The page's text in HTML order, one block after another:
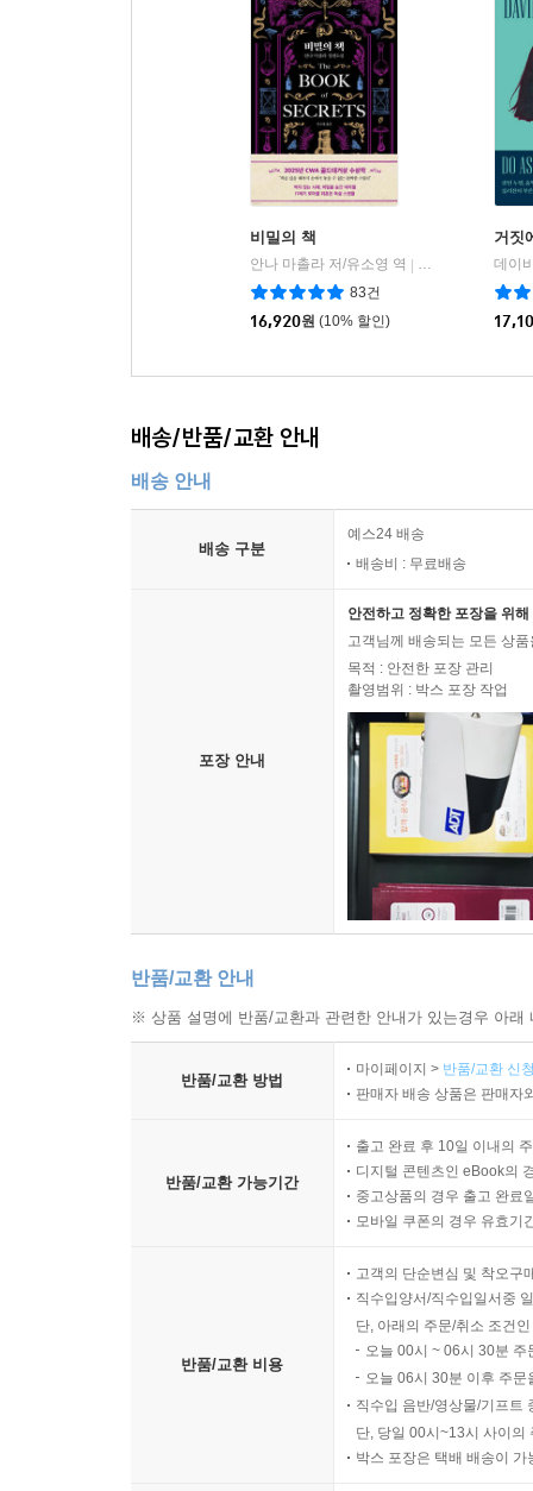
비밀의 책
안나 마촐라 저/유소영 역
인플루엔셜
83건
16,920원 (10% 할인)
거짓
배송/반품/교환 안내
배송 안내
배송 구분
예스24 배송
배송비 : 무료배송
포장 안내
안전하고 정확한 포장을 위
고객님께 배송되는 모든 상
목적 : 안전한 포장 관리
촬영범위 : 박스 포장 작업
반품/교환 안내
※ 상품 설명에 반품/교환과 관련한 안내가 있는경우 아
반품/교환 방법
마이페이지 > 반품/교환 신
판매자 배송 상품은 판매자
반품/교환 가능기간
출고 완료 후 10일 이내의
디지털 콘텐츠인 eBook의
중고상품의 경우 출고 완료
모바일 쿠폰의 경우 유효기
반품/교환 비용
고객의 단순변심 및 착오구
직수입양서/직수입일서중
단, 아래의 주문/취소 조건
오늘 00시 ~ 06시 30분
오늘 06시 30분 이후 주
직수입 음반/영상물/기프트
단, 당일 00시~13시 사이의
박스 포장은 택배 배송이